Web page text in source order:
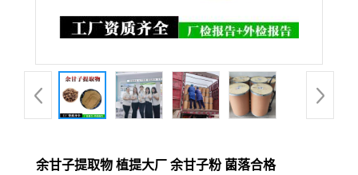
余甘子提取物 植提大厂 余甘子粉 菌落合格